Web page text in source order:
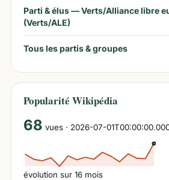
Parti & élus —Verts/Alliance libre
(Verts/ALE)
Tous les partis & groupes
Popularité Wikipédia
68 vues · 2026-07-
évolution sur 16 mois